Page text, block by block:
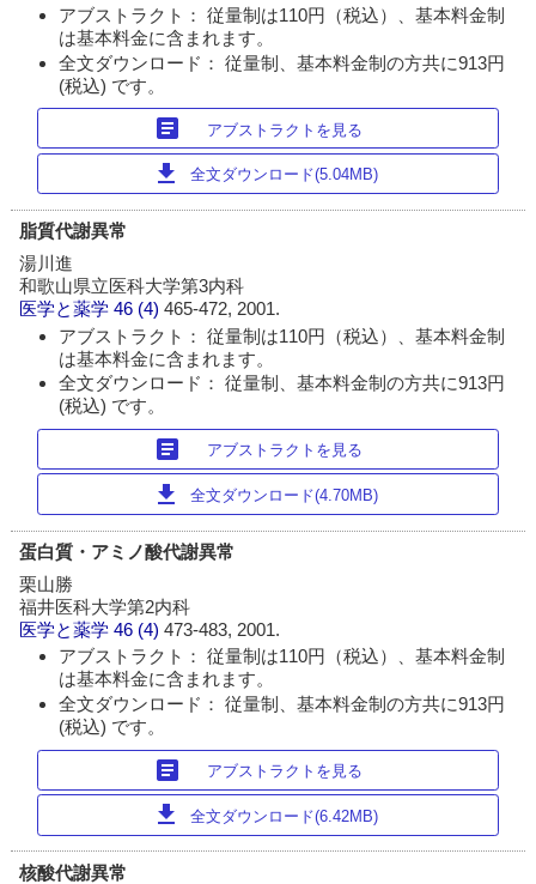
アブストラクト： 従量制は110円（税込）、基本料金制
は基本料金に含まれます。
全文ダウンロード： 従量制、基本料金制の方共に913円
(税込) です。
article アブストラクトを見る
download 全文ダウンロード(5.04MB)
脂質代謝異常
湯川進
和歌山県立医科大学第3内科
医学と薬学 46 (4)465-472, 2001.
アブストラクト： 従量制は110円（税込）、基本料金制
は基本料金に含まれます。
全文ダウンロード： 従量制、基本料金制の方共に913円
(税込) です。
article アブストラクトを見る
download 全文ダウンロード(4.70MB)
蛋白質・アミノ酸代謝異常
栗山勝
福井医科大学第2内科
医学と薬学 46 (4)473-483, 2001.
アブストラクト： 従量制は110円（税込）、基本料金制
は基本料金に含まれます。
全文ダウンロード： 従量制、基本料金制の方共に913円
(税込) です。
article アブストラクトを見る
download 全文ダウンロード(6.42MB)
核酸代謝異常